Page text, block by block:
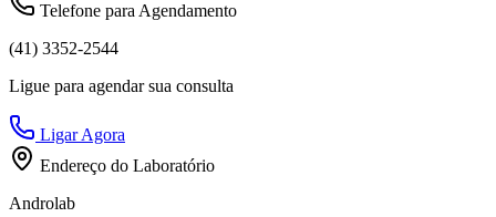
Telefone para Agendamento
(41) 3352-2544
Ligue para agendar sua consulta
Ligar Agora
Endereço do Laboratório
Androlab